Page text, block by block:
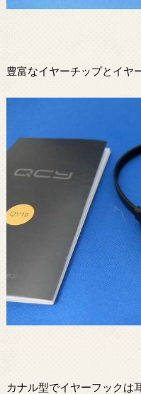
豊富なイヤーチップとイヤ
カナル型でイヤーフックは